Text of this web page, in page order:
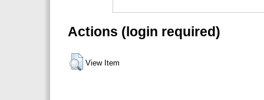
Actions (login required)
View Item